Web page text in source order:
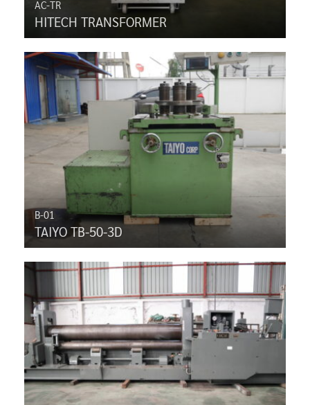
AC-TR
HITECH TRANSFORMER
B-01
TAIYO TB-50-3D